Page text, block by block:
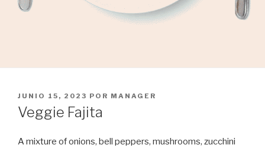
PUBLICADO
EL
JUNIO 15, 2023 POR MANAGER
Veggie Fajita
A mixture of onions, bell peppers, mushrooms, zucchini